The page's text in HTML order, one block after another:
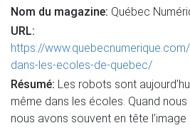
Nom du magazine: Québec
URL:
https://
dans-les-ecoles-de-quebec/
Résumé: Les robots sont
même dans les écoles. Quand
nous avons souvent en tête